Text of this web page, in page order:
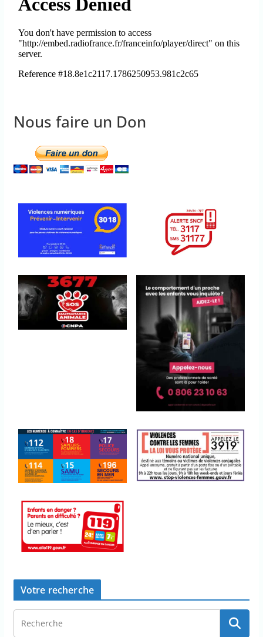
Nous faire un Don
Votre recherche